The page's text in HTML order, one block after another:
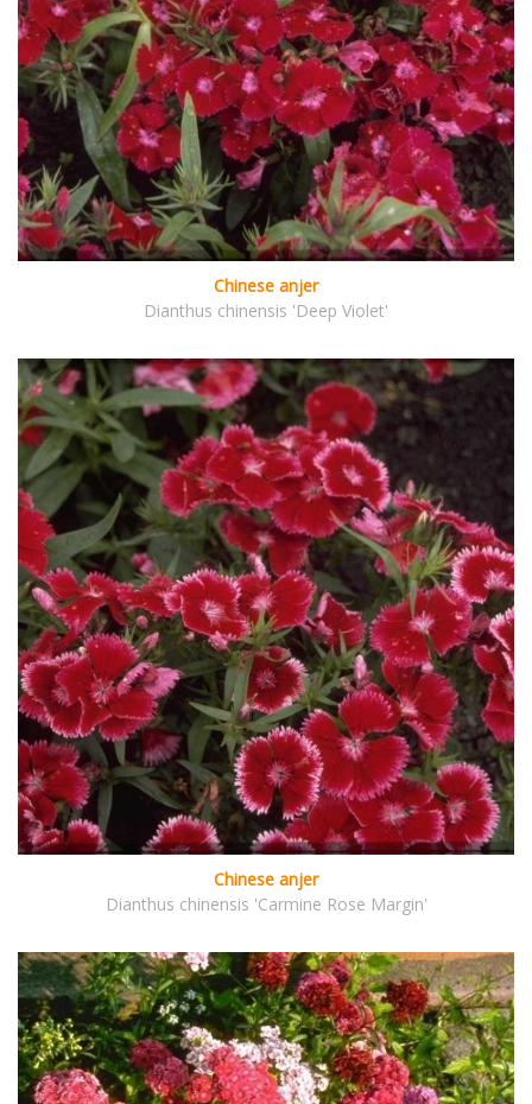
Chinese anjer
Dianthus chinensis 'Deep Violet'
Chinese anjer
Dianthus chinensis 'Carmine Rose Margin'